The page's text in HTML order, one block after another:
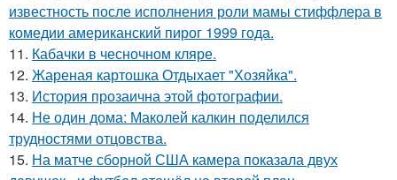
известность после исполнения роли мамы стиффлера в
комедии американский пирог 1999 года.
11. Кабачки в чесночном кляре.
12. Жареная картошка Отдыхает "Хозяйка".
13. История прозаична этой фотографии.
14. Не один дома: Маколей калкин поделился
трудностями отцовства.
15. На матче сборной США камера показала двух